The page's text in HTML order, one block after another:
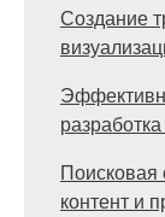
Создание
Поисковая
контент и